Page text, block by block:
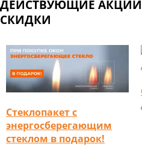
ДЕЙСТВУЮЩИЕ
СКИДКИ
Стеклопакет с
энергосберегающим
стеклом в подарок!